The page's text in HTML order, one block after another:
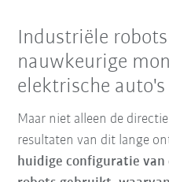
Industriële
nauwkeurige
elektrische auto's
Maar niet alleen de
resultaten van dit lange
huidige configuratie